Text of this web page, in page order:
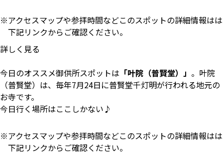
アクセスマップや参拝時間などこのスポットの詳細情報はは
下記リンクからご確認ください。
詳しく見る
今日のオススメ御供所スポットは 「叶院（普賢堂）」 。叶院
（普賢堂）は、毎年7月24日に普賢堂千灯明が行われる地元の
お寺です。
今日行く場所はここしかない♪
アクセスマップや参拝時間などこのスポットの詳細情報はは
下記リンクからご確認ください。